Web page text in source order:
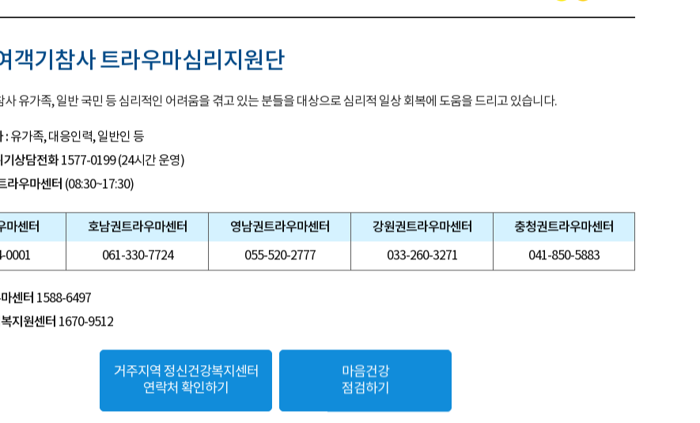
객기참사 트라우마심리지원단
유가족, 일반 국민 등 심리적인 어려움을 겪고 있는 분들을 대상으로 심리적 일상 회복에 도움을 드리고 있습니다.
: 유가족, 대응인력, 일반인 등
기상담전화1577-0199 (24시간 운영)
라우마센터 (08:30~17:30)
마센터 호남권트라우마센터 영남권트라우마센터 강원권트라우마센터 충청권트라우마센터
0001
061-330-7724 055-520-2777 033-260-3271 041-850-5883
센터 1588-6497
지원센터 1670-9512
거주지역 정신건강복지센터
연락처 확인하기
마음건강
점검하기